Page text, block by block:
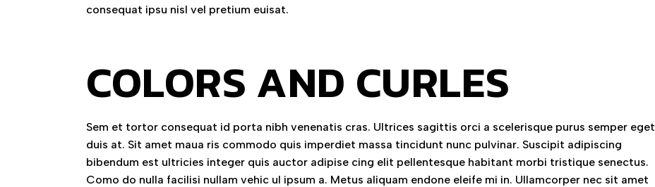
consequat ipsu nisl vel pretium euisat.
COLORS AND CURLES
Sem et tortor consequat id porta nibh venenatis cras. Ultrices sagittis orci a scelerisque purus semper eget
duis at. Sit amet maua ris commodo quis imperdiet massa tincidunt nunc pulvinar. Suscipit adipiscing
bibendum est ultricies integer quis auctor adipise cing elit pellentesque habitant morbi tristique senectus.
Como do nulla facilisi nullam vehic ul ipsum a. Metus aliquam endone eleife mi in. Ullamcorper nec sit amet